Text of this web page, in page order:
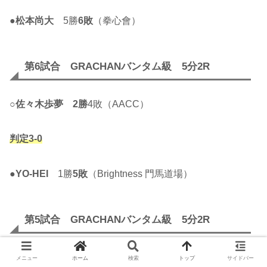
●松本尚大 5勝6敗 （拳心會）
第6試合 GRACHANバンタム級 5分2R
○佐々木歩夢 2勝4敗（AACC）
判定3-0
●YO-HEI 1勝5敗 （Brightness 門馬道場）
第5試合 GRACHANバンタム級 5分2R
ロバ・モー 1勝 （AACC）
メニュー ホーム 検索 トップ サイドバー